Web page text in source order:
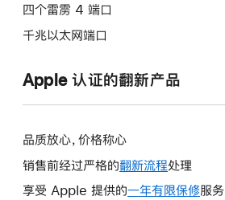
四个雷雳 4 端口
千兆以太网端口
Apple 认证的翻新产品
品质放心，价格称心
销售前经过严格的翻新流程处理
享受 Apple 提供的一年有限保修此
服务